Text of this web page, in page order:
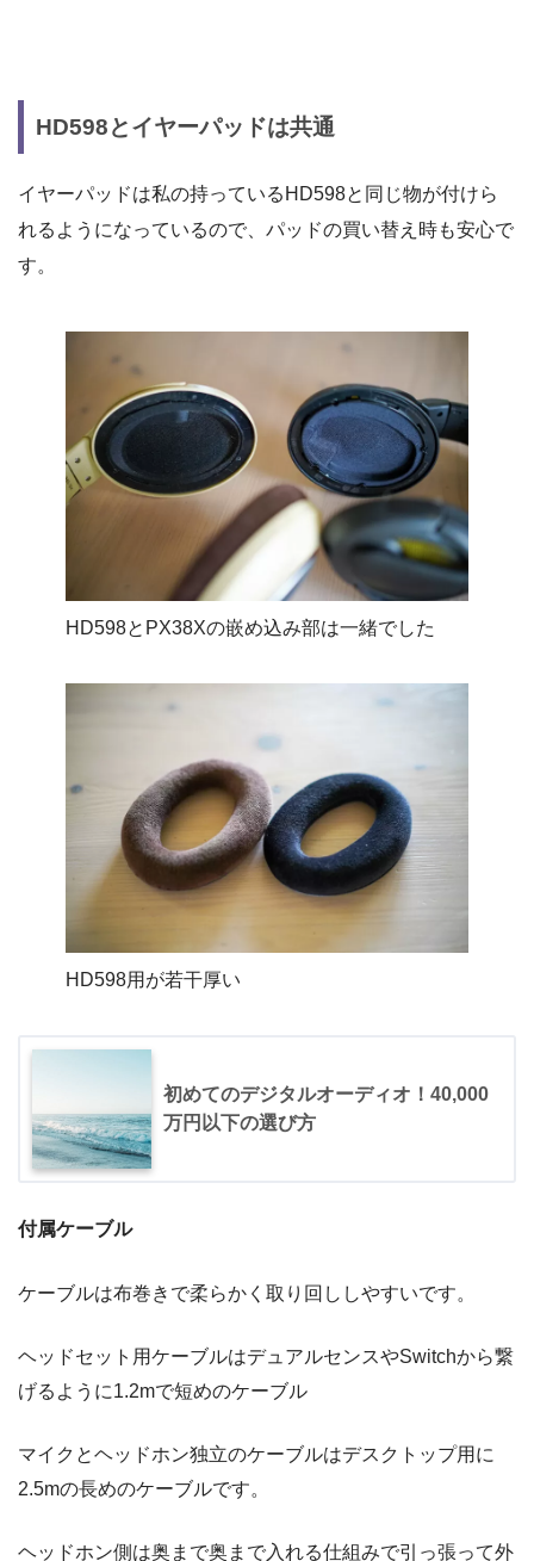
HD598とイヤーパッドは共通
イヤーパッドは私の持っているHD598と同じ物が付けら
れるようになっているので、パッドの買い替え時も安心で
す。
HD598とPX38Xの嵌め込み部は一緒でした
HD598用が若干厚い
初めてのデジタルオーディオ！40,000
万円以下の選び方
付属ケーブル
ケーブルは布巻きで柔らかく取り回ししやすいです。
ヘッドセット用ケーブルはデュアルセンスやSwitchから繋
げるように1.2mで短めのケーブル
マイクとヘッドホン独立のケーブルはデスクトップ用に
2.5mの長めのケーブルです。
ヘッドホン側は奥まで奥まで入れる仕組みで引っ張って外